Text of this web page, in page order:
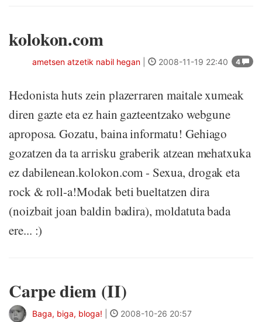
kolokon.com
4
ametsen atzetik nabil hegan 2008-11-19 22:40
Hedonista huts zein plazerraren maitale xumeak
diren gazte eta ez hain gazteentzako webgune
aproposa. Gozatu, baina informatu! Gehiago
gozatzen da ta arrisku graberik atzean mehatxuka
ez dabilenean.kolokon.com - Sexua, drogak eta
rock & roll-a!Modak beti bueltatzen dira
(noizbait joan baldin badira), moldatuta bada
ere... :)
Carpe diem (II)
Baga, biga, bloga! 2008-10-26 20:57